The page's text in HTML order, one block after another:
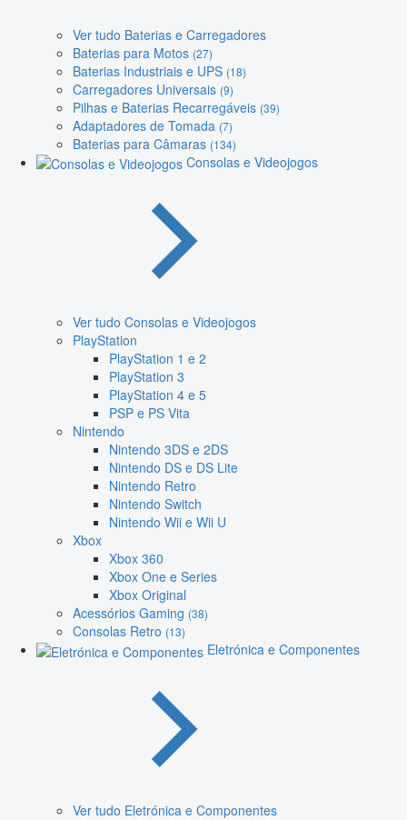
Ver tudo Baterias e Carregadores
Baterias para Motos (27)
Baterias Industriais e UPS (18)
Carregadores Universais (9)
Pilhas e Baterias Recarregáveis (39)
Adaptadores de Tomada (7)
Baterias para Câmaras (134)
Consolas e Videojogos
Ver tudo Consolas e Videojogos
PlayStation
PlayStation 1 e 2
PlayStation 3
PlayStation 4 e 5
PSP e PS Vita
Nintendo
Nintendo 3DS e 2DS
Nintendo DS e DS Lite
Nintendo Retro
Nintendo Switch
Nintendo Wii e Wii U
Xbox
Xbox 360
Xbox One e Series
Xbox Original
Acessórios Gaming (38)
Consolas Retro (13)
Eletrónica e Componentes
Ver tudo Eletrónica e Componentes